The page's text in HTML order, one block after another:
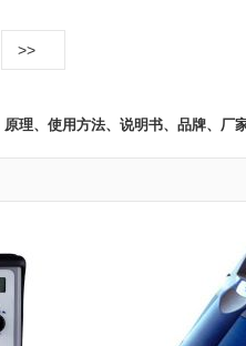
>>
理、使用方法、说明书、品牌、厂